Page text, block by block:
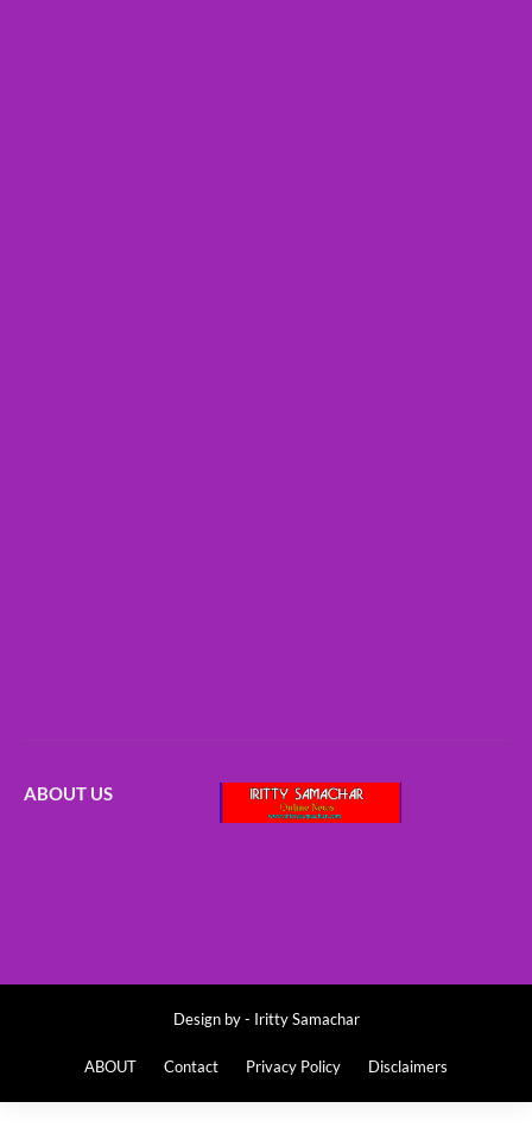
ABOUT US
Design by - Iritty Samachar
ABOUT Contact Privacy Policy Disclaimers